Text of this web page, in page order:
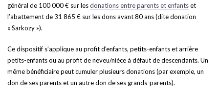
général de 100 000 € sur lesdonations entre parents et enfantset
l’abattement de 31 865 € sur les dons avant 80 ans (dite donation
« Sarkozy »).
Ce dispositif s’applique au profit d’enfants, petits-enfants et arrière
petits-enfants ou au profit de neveu/nièce à défaut de descendants. Un
même bénéficiaire peut cumuler plusieurs donations (par exemple, un
don de ses parents et un autre don de ses grands-parents).